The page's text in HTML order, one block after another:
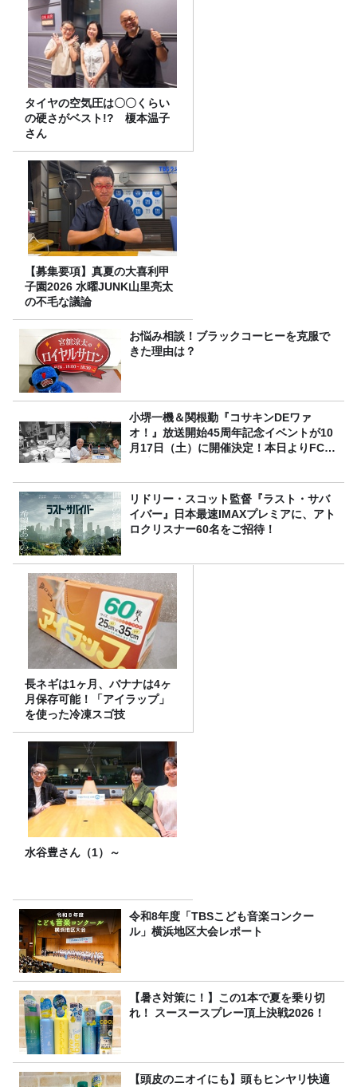
タイヤの空気圧は〇〇くらい
の硬さがベスト!? 榎本温子
さん
【募集要項】真夏の大喜利甲
子園2026 水曜JUNK山里亮太
の不毛な議論
お悩み相談！ブラックコーヒーを克服で
きた理由は？
小堺一機＆関根勤『コサキンDEワァ
オ！』放送開始45周年記念イベントが10
月17日（土）に開催決定！本日よりFC先
リドリー・スコット監督『ラスト・サバ
イバー』日本最速IMAXプレミアに、アト
ロクリスナー60名をご招待！
長ネギは1ヶ月、バナナは4ヶ
月保存可能！「アイラップ」
を使った冷凍スゴ技
水谷豊さん（1）～
令和8年度「TBSこども音楽コンクー
ル」横浜地区大会レポート
【暑さ対策に！】この1本で夏を乗り切
れ！ スースースプレー頂上決戦2026！
【頭皮のニオイにも】頭もヒンヤリ快適